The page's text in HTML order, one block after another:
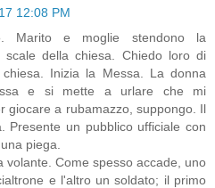
12:08 PM
Marito e moglie stendono la
scale della chiesa. Chiedo loro di
Inizia la Messa. La donna
e si mette a urlare che mi
giocare a rubamazzo, suppongo. Il
Presente un pubblico ufficiale con
piega.
volante. Come spesso accade, uno
e l'altro un soldato; il primo